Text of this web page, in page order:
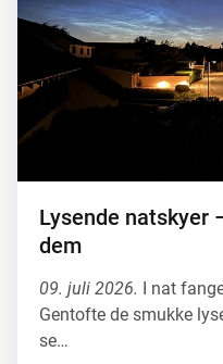
Lysende natskyer
dem
09. juli 2026. I nat
Gentofte de smukke
se…